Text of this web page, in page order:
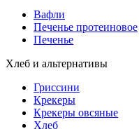
Вафли
Печенье протеиновое
Печенье
Хлеб и альтернативы
Гриссини
Крекеры
Крекеры овсяные
Хлеб